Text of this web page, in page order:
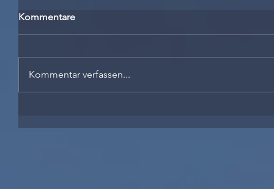
Kommentare
Kommentar verfassen...